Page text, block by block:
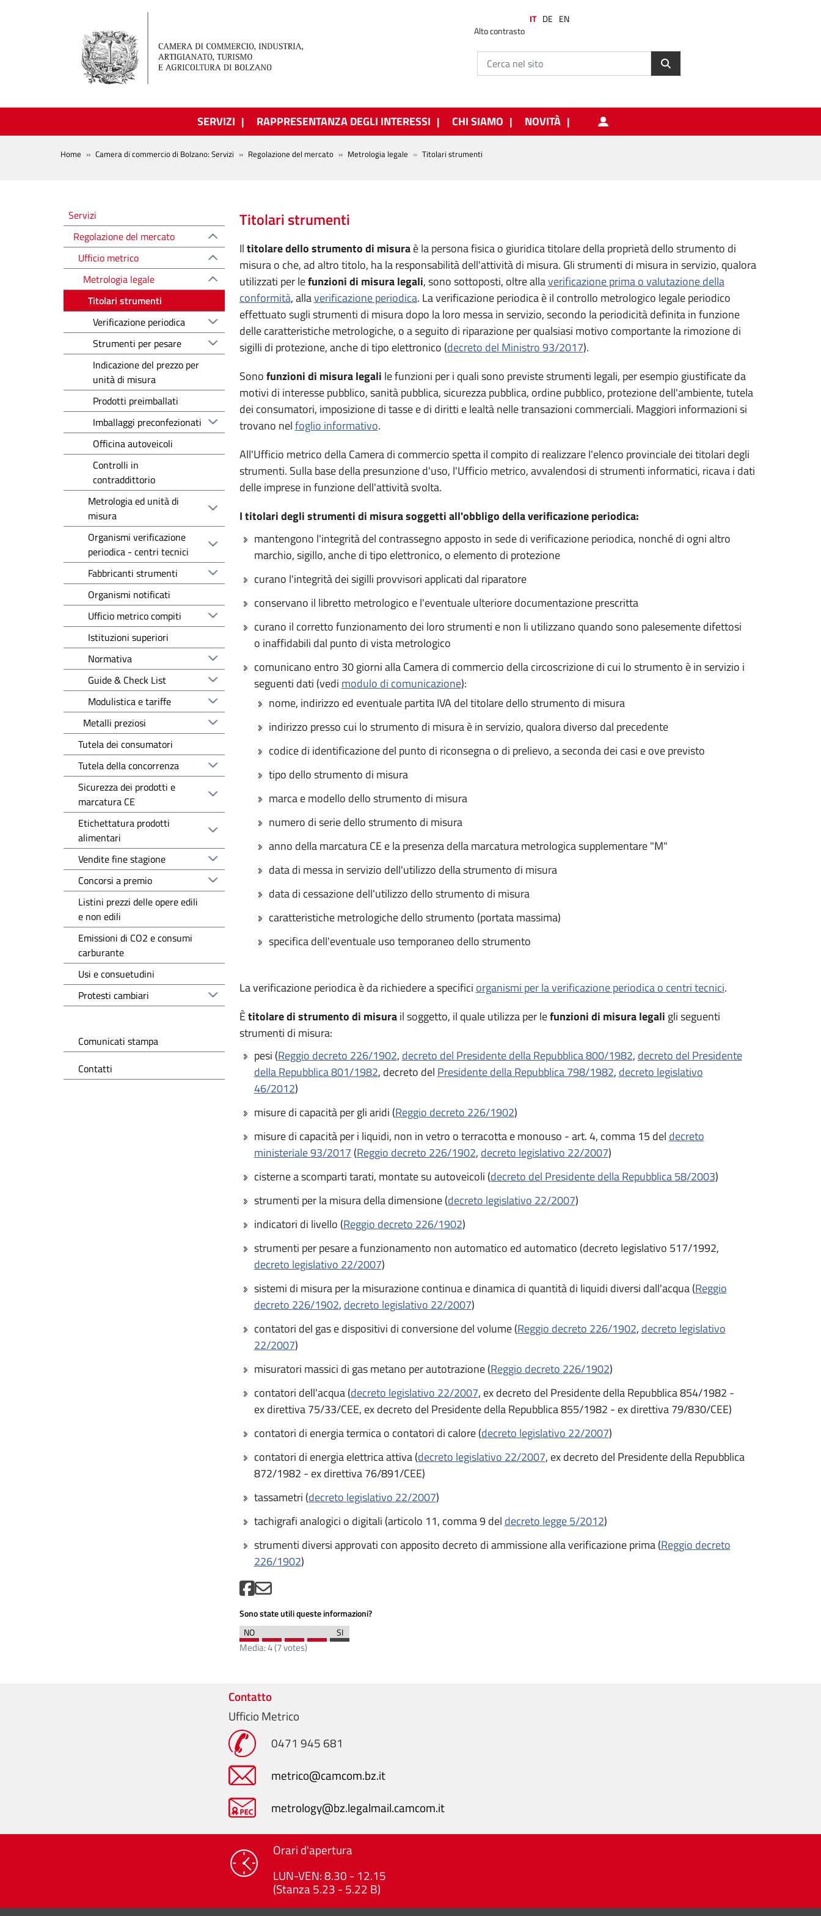
Alto contrasto
IT DE EN
SERVIZI RAPPRESENTANZA DEGLI INTERESSI CHI SIAMO NOVITÀ
BREADCRUMB
Home Camera di commercio di Bolzano: Servizi Regolazione del mercato Metrologia legale Titolari strumenti
Titolari strumenti
Iltitolare dello strumento di misuraè la persona fisica o giuridica titolare della proprietà dello strumento di
misura o che, ad altro titolo, ha la responsabilità dell'attività di misura. Gli strumenti di misura in servizio, qualora
utilizzati per lefunzioni di misura legali, sono sottoposti, oltre allaverificazione prima o valutazione della
conformità, allaverificazione periodica. La verificazione periodica è il controllo metrologico legale periodico
effettuato sugli strumenti di misura dopo la loro messa in servizio, secondo la periodicità definita in funzione
delle caratteristiche metrologiche, o a seguito di riparazione per qualsiasi motivo comportante la rimozione di
sigilli di protezione, anche di tipo elettronico (decreto del Ministro 93/2017).
Sonofunzioni di misura legali le funzioni per i quali sono previste strumenti legali, per esempio giustificate da
motivi di interesse pubblico, sanità pubblica, sicurezza pubblica, ordine pubblico, protezione dell'ambiente, tutela
dei consumatori, imposizione di tasse e di diritti e lealtà nelle transazioni commerciali. Maggiori informazioni si
trovano nelfoglio informativo.
All'Ufficio metrico della Camera di commercio spetta il compito di realizzare l'elenco provinciale dei titolari degli
strumenti. Sulla base della presunzione d'uso, l'Ufficio metrico, avvalendosi di strumenti informatici, ricava i dati
delle imprese in funzione dell'attività svolta.
I titolari degli strumenti di misura soggetti all'obbligo della verificazione periodica:
mantengono l'integrità del contrassegno apposto in sede di verificazione periodica, nonché di ogni altro
marchio, sigillo, anche di tipo elettronico, o elemento di protezione
curano l'integrità dei sigilli provvisori applicati dal riparatore
conservano il libretto metrologico e l'eventuale ulteriore documentazione prescritta
curano il corretto funzionamento dei loro strumenti e non li utilizzano quando sono palesemente difettosi
o inaffidabili dal punto di vista metrologico
comunicano entro 30 giorni alla Camera di commercio della circoscrizione di cui lo strumento è in servizio i
seguenti dati (vedi modulo di comunicazione):
nome, indirizzo ed eventuale partita IVA del titolare dello strumento di misura
indirizzo presso cui lo strumento di misura è in servizio, qualora diverso dal precedente
codice di identificazione del punto di riconsegna o di prelievo, a seconda dei casi e ove previsto
tipo dello strumento di misura
marca e modello dello strumento di misura
numero di serie dello strumento di misura
anno della marcatura CE e la presenza della marcatura metrologica supplementare "M"
data di messa in servizio dell'utilizzo della strumento di misura
data di cessazione dell'utilizzo dello strumento di misura
caratteristiche metrologiche dello strumento (portata massima)
specifica dell'eventuale uso temporaneo dello strumento
La verificazione periodica è da richiedere a specifici organismi per la verificazione periodica o centri tecnici.
Ètitolare di strumento di misurail soggetto, il quale utilizza per lefunzioni di misura legali gli seguenti
strumenti di misura:
pesi (Reggio decreto 226/1902, decreto del Presidente della Repubblica 800/1982, decreto del Presidente
della Repubblica 801/1982, decreto del Presidente della Repubblica 798/1982, decreto legislativo
46/2012)
misure di capacità per gli aridi (Reggio decreto 226/1902)
misure di capacità per i liquidi, non in vetro o terracotta e monouso - art. 4, comma 15 del decreto
ministeriale 93/2017 (Reggio decreto 226/1902, decreto legislativo 22/2007)
cisterne a scomparti tarati, montate su autoveicoli (decreto del Presidente della Repubblica 58/2003)
strumenti per la misura della dimensione (decreto legislativo 22/2007)
indicatori di livello (Reggio decreto 226/1902)
strumenti per pesare a funzionamento non automatico ed automatico (decreto legislativo 517/1992,
decreto legislativo 22/2007)
sistemi di misura per la misurazione continua e dinamica di quantità di liquidi diversi dall'acqua (Reggio
decreto 226/1902, decreto legislativo 22/2007)
contatori del gas e dispositivi di conversione del volume (Reggio decreto 226/1902, decreto legislativo
22/2007)
misuratori massici di gas metano per autotrazione (Reggio decreto 226/1902)
contatori dell'acqua (decreto legislativo 22/2007, ex decreto del Presidente della Repubblica 854/1982 -
ex direttiva 75/33/CEE, ex decreto del Presidente della Repubblica 855/1982 - ex direttiva 79/830/CEE)
contatori di energia termica o contatori di calore (decreto legislativo 22/2007)
contatori di energia elettrica attiva (decreto legislativo 22/2007, ex decreto del Presidente della Repubblica
872/1982 - ex direttiva 76/891/CEE)
tassametri (decreto legislativo 22/2007)
tachigrafi analogici o digitali (articolo 11, comma 9 del decreto legge 5/2012)
strumenti diversi approvati con apposito decreto di ammissione alla verificazione prima (Reggio decreto
226/1902)
Sono state utili queste informazioni?
Media:4(7votes)
Regolazione del mercato
Servizi
Regolazione del mercato
Ufficio metrico
Metrologia legale
Titolari strumenti
Verificazione periodica
Strumenti per pesare
Indicazione del prezzo per
unità di misura
Prodotti preimballati
Imballaggi preconfezionati
Officina autoveicoli
Controlli in
contraddittorio
Metrologia ed unità di
misura
Organismi verificazione
periodica - centri tecnici
Fabbricanti strumenti
Organismi notificati
Ufficio metrico compiti
Istituzioni superiori
Normativa
Guide & Check List
Modulistica e tariffe
Metalli preziosi
Tutela dei consumatori
Tutela della concorrenza
Sicurezza dei prodotti e
marcatura CE
Etichettatura prodotti
alimentari
Vendite fine stagione
Concorsi a premio
Listini prezzi delle opere edili
e non edili
Emissioni di CO2 e consumi
carburante
Usi e consuetudini
Protesti cambiari
Comunicati stampa
Contatti
Contatto
Ufficio Metrico
0471 945 681
metrico@camcom.bz.it
metrology@bz.legalmail.camcom.it
Orari d'apertura
LUN-VEN: 8.30 - 12.15
(Stanza 5.23 - 5.22 B)